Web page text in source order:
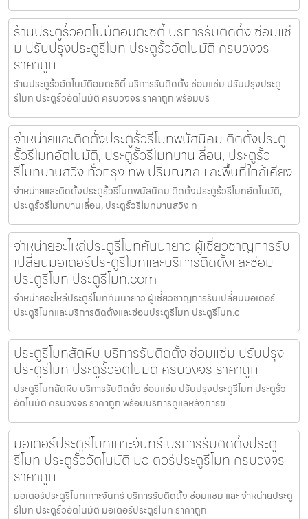
ร้านประตูรั้วอัตโนมัติอมตะซิตี้ บริการรับติดตั้ง ซ่อมแซ่
ม ปรับปรุงประตูรีโมท ประตูรั้วอัตโนมัติ ครบวงจร
ราคาถูก
ร้านประตูรั้วอัตโนมัติอมตะซิตี้ บริการรับติดตั้ง ซ่อมแซ่ม ปรับปรุงประตู
รีโมท ประตูรั้วอัตโนมัติ ครบวงจร ราคาถูก พร้อมบริ
จำหน่ายและติดตั้งประตูรั้วรีโมทพนัสนิคม ติดตั้งประตู
รั้วรีโมทอัตโนมัติ, ประตูรั้วรีโมทบานเลื่อน, ประตูรั้ว
รีโมทบานสวิง ทั่วกรุงเทพ ปริมณฑล และพื้นที่ใกล้เคียง
จำหน่ายและติดตั้งประตูรั้วรีโมทพนัสนิคม ติดตั้งประตูรั้วรีโมทอัตโนมัติ,
ประตูรั้วรีโมทบานเลื่อน, ประตูรั้วรีโมทบานสวิง ท
จำหน่ายอะไหล่ประตูรีโมทคันนายาว ผู้เชี่ยวชาญการรับ
เปลี่ยนมอเตอร์ประตูรีโมทและบริการติดตั้งและซ่อม
ประตูรีโมท ประตูรีโมท.com
จำหน่ายอะไหล่ประตูรีโมทคันนายาว ผู้เชี่ยวชาญการรับเปลี่ยนมอเตอร์
ประตูรีโมทและบริการติดตั้งและซ่อมประตูรีโมท ประตูรีโมท.c
ประตูรีโมทสัตหีบ บริการรับติดตั้ง ซ่อมแซ่ม ปรับปรุง
ประตูรีโมท ประตูรั้วอัตโนมัติ ครบวงจร ราคาถูก
ประตูรีโมทสัตหีบ บริการรับติดตั้ง ซ่อมแซ่ม ปรับปรุงประตูรีโมท ประตูรั้ว
อัตโนมัติ ครบวงจร ราคาถูก พร้อมบริการดูแลหลังการข
มอเตอร์ประตูรีโมทเกาะจันทร์ บริการรับติดตั้งประตู
รีโมท ประตูรั้วอัตโนมัติ มอเตอร์ประตูรีโมท ครบวงจร
ราคาถูก
มอเตอร์ประตูรีโมทเกาะจันทร์ บริการรับติดตั้ง ซ่อมแซม และ จำหน่ายประตู
รีโมท ประตูรั้วอัตโนมัติ มอเตอร์ประตูรีโมท ราคาถูก